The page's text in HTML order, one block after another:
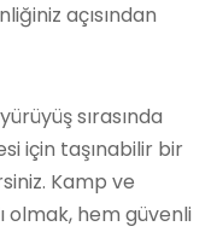
açısından
sırasında
için taşınabilir bir
Kamp ve
olmak, hem güvenli